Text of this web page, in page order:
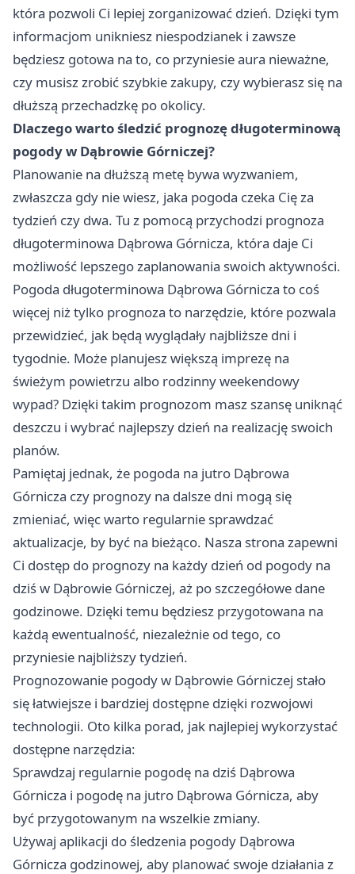
która pozwoli Ci lepiej zorganizować dzień. Dzięki tym
informacjom unikniesz niespodzianek i zawsze
będziesz gotowa na to, co przyniesie aura nieważne,
czy musisz zrobić szybkie zakupy, czy wybierasz się na
dłuższą przechadzkę po okolicy.
Dlaczego warto śledzić prognozę długoterminową
pogody w Dąbrowie Górniczej?
Planowanie na dłuższą metę bywa wyzwaniem,
zwłaszcza gdy nie wiesz, jaka pogoda czeka Cię za
tydzień czy dwa. Tu z pomocą przychodzi prognoza
długoterminowa Dąbrowa Górnicza, która daje Ci
możliwość lepszego zaplanowania swoich aktywności.
Pogoda długoterminowa Dąbrowa Górnicza to coś
więcej niż tylko prognoza to narzędzie, które pozwala
przewidzieć, jak będą wyglądały najbliższe dni i
tygodnie. Może planujesz większą imprezę na
świeżym powietrzu albo rodzinny weekendowy
wypad? Dzięki takim prognozom masz szansę uniknąć
deszczu i wybrać najlepszy dzień na realizację swoich
planów.
Pamiętaj jednak, że pogoda na jutro Dąbrowa
Górnicza czy prognozy na dalsze dni mogą się
zmieniać, więc warto regularnie sprawdzać
aktualizacje, by być na bieżąco. Nasza strona zapewni
Ci dostęp do prognozy na każdy dzień od pogody na
dziś w Dąbrowie Górniczej, aż po szczegółowe dane
godzinowe. Dzięki temu będziesz przygotowana na
każdą ewentualność, niezależnie od tego, co
przyniesie najbliższy tydzień.
Prognozowanie pogody w Dąbrowie Górniczej stało
się łatwiejsze i bardziej dostępne dzięki rozwojowi
technologii. Oto kilka porad, jak najlepiej wykorzystać
dostępne narzędzia:
Sprawdzaj regularnie pogodę na dziś Dąbrowa
Górnicza i pogodę na jutro Dąbrowa Górnicza, aby
być przygotowanym na wszelkie zmiany.
Używaj aplikacji do śledzenia pogody Dąbrowa
Górnicza godzinowej, aby planować swoje działania z